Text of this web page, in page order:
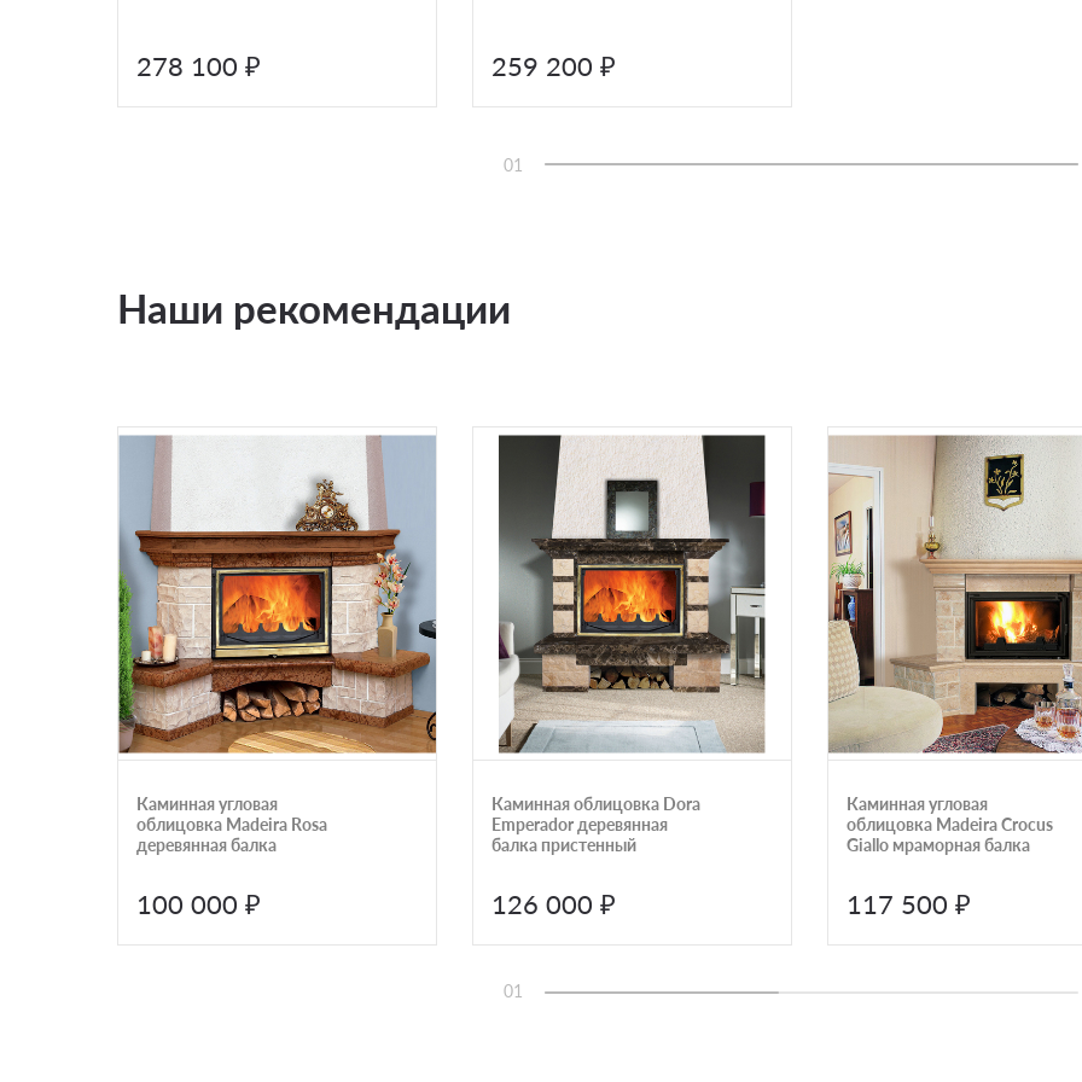
278 100 ₽ 259 200 ₽
01
Наши рекомендации
Каминная угловая
облицовка Madeira Rosa
деревянная балка
100 000 ₽
Каминная облицовка Dora
Emperador деревянная
балка пристенный
126 000 ₽
Каминная угловая
облицовка Madeira Crocus
Giallo мраморная балка
117 500 ₽
01